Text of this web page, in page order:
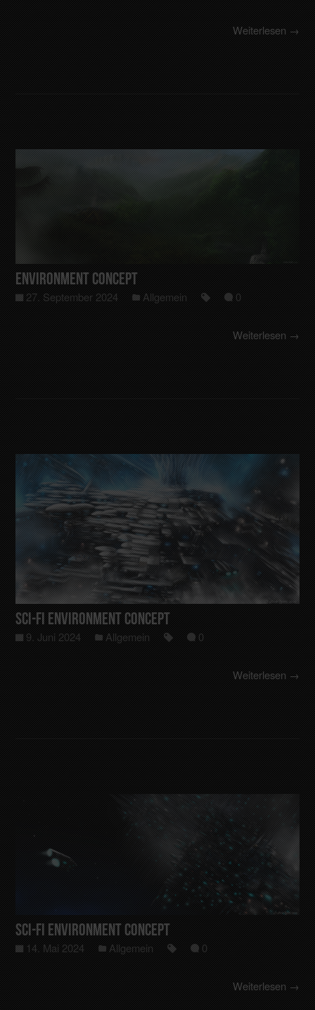
Weiterlesen →
Environment Concept
27. September 2024 Allgemein 0
Weiterlesen →
Sci-Fi Environment Concept
9. Juni 2024 Allgemein 0
Weiterlesen →
Sci-Fi Environment Concept
14. Mai 2024 Allgemein 0
Weiterlesen →